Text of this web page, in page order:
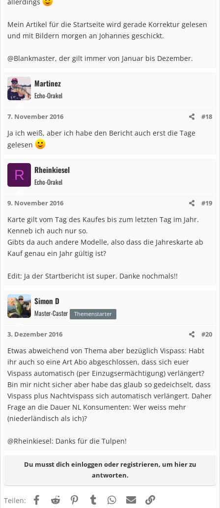
Mein Artikel für die Startseite wird gerade Korrektur gelesen
und mit Bildern morgen an Johannes geschickt.
@Blankmaster, der gilt immer von Januar bis Dezember.
Martinez
Echo-Orakel
7. November 2016 #18
Ja ich weiß, aber ich habe den Bericht auch erst die Tage
gelesen
R Rheinkiesel
Echo-Orakel
9. November 2016 #19
Karte gilt vom Tag des Kaufes bis zum letzten Tag im Jahr.
Kenneb ich auch nur so.
Gibts da auch andere Modelle, also dass die Jahreskarte ab
Kauf genau ein Jahr gültig ist?
Edit: Ja der Startbericht ist super. Danke nochmals!!
Simon D
Master-Caster Themenstarter
3. Dezember 2016 #20
Etwas abweichend von Thema aber bezüglich Vispass: Habt
ihr auch so eine Art Abo abgeschlossen, dass sich euer
Vispass automatisch (per Einzugsermächtigung) verlängert?
Bin mir nicht sicher aber habe das glaub so gedeichselt, dass
Vispass plus Nachtvispass sich automatisch verlängert. Daher
Frage an die Dauer NL Konsumenten: Wer weiss mehr
(niederländisch als ich)?
@Rheinkiesel: Danks für die Tulpen!
Du musst dich einloggen oder registrieren, um hier zu
antworten.
Teilen: FacebookReddit PinterestTumblr WhatsApp
E-Mail